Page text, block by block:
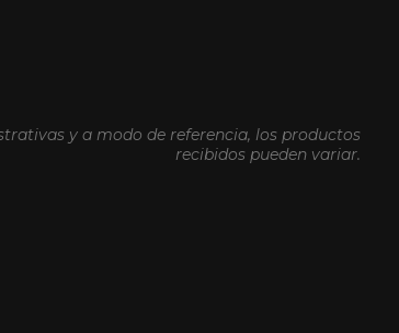
y a modo de referencia, los productos
recibidos pueden variar.